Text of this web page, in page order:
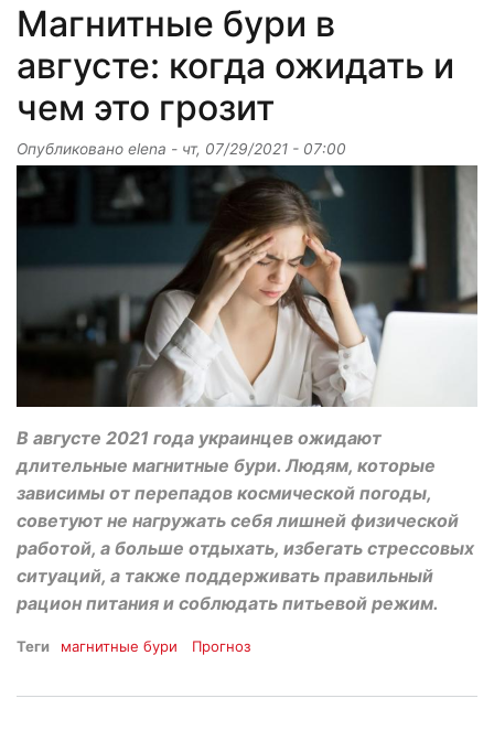
Магнитные бури в
августе: когда ожидать и
чем это грозит
Опубликовано elena - чт, 07/29/2021 - 07:00
В августе 2021 года украинцев ожидают
длительные магнитные бури. Людям, которые
зависимы от перепадов космической погоды,
советуют не нагружать себя лишней физической
работой, а больше отдыхать, избегать стрессовых
ситуаций, а также поддерживать правильный
рацион питания и соблюдать питьевой режим.
Теги магнитные бури Прогноз